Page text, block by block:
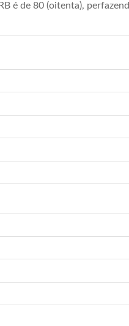
é de 80 (oitenta),